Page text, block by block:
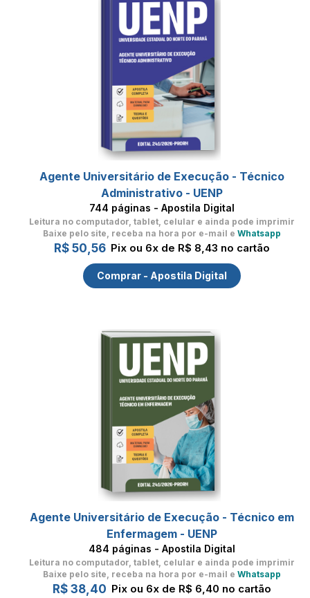
Agente Universitário de Execução - Técnico
Administrativo - UENP
744 páginas - Apostila Digital
Leitura no computador, tablet, celular e ainda pode imprimir
Baixe pelo site, receba na hora por e-mail e Whatsapp
R$ 50,56 Pix ou 6x de R$ 8,43 no cartão
Comprar - Apostila Digital
Agente Universitário de Execução - Técnico em
Enfermagem - UENP
484 páginas - Apostila Digital
Leitura no computador, tablet, celular e ainda pode imprimir
Baixe pelo site, receba na hora por e-mail e Whatsapp
R$ 38,40 Pix ou 6x de R$ 6,40 no cartão